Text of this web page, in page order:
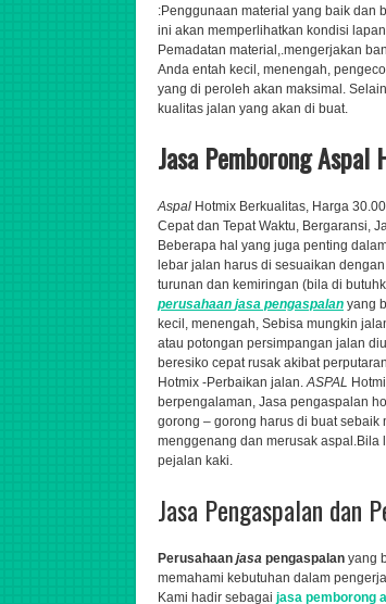
:Penggunaan material yang baik dan
ini akan memperlihatkan kondisi
Pemadatan material,.mengerjakan
Anda entah kecil, menengah,
yang di peroleh akan maksimal.
kualitas jalan yang akan di buat.
Jasa Pemborong Aspal
Aspal Hotmix Berkualitas, Harga
Cepat dan Tepat Waktu, Bergaransi,
Beberapa hal yang juga penting
lebar jalan harus di sesuaikan
turunan dan kemiringan (bila di
perusahaan jasa pengaspalan yang
kecil, menengah, Sebisa mungkin
atau potongan persimpangan jalan
beresiko cepat rusak akibat
Hotmix -Perbaikan jalan.ASPAL
berpengalaman, Jasa pengaspalan
gorong – gorong harus di buat
menggenang dan merusak
pejalan kaki.
Jasa Pengaspalan dan
Perusahaan jasa pengaspalan yang
memahami kebutuhan dalam
Kami hadir sebagai jasa pemborong